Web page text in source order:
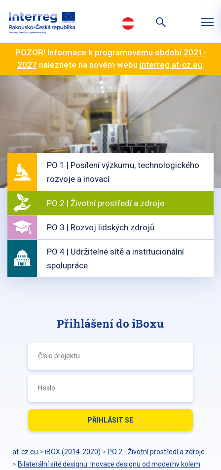
POZOR! Informace k programovému období 2021-
2027 naleznete na novém webu interreg.at-cz.eu.
PO 1 | Posílení výzkumu, technologického
rozvoje a inovací
PO 2 | Životní prostředí a zdroje
PO 3 | Rozvoj lidských zdrojů
PO 4 | Udržitelné sítě a institucionální
spolupráce
Přihlášení do iBoxu
at-cz.eu > iBOX (2014-2020) > PO 2 - Životní prostředí a zdroje
> Bilaterální sítě designu. Inovace designu od moderny kolem